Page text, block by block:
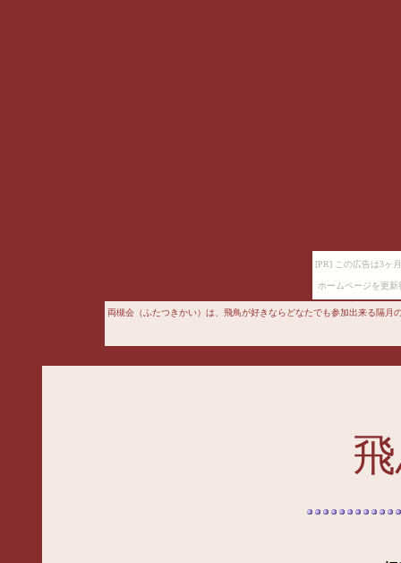
[PR] この広告は3ヶ
ホームページを更
両槻会（ふたつきかい）は、飛鳥が好きならどなたでも参加出来る隔